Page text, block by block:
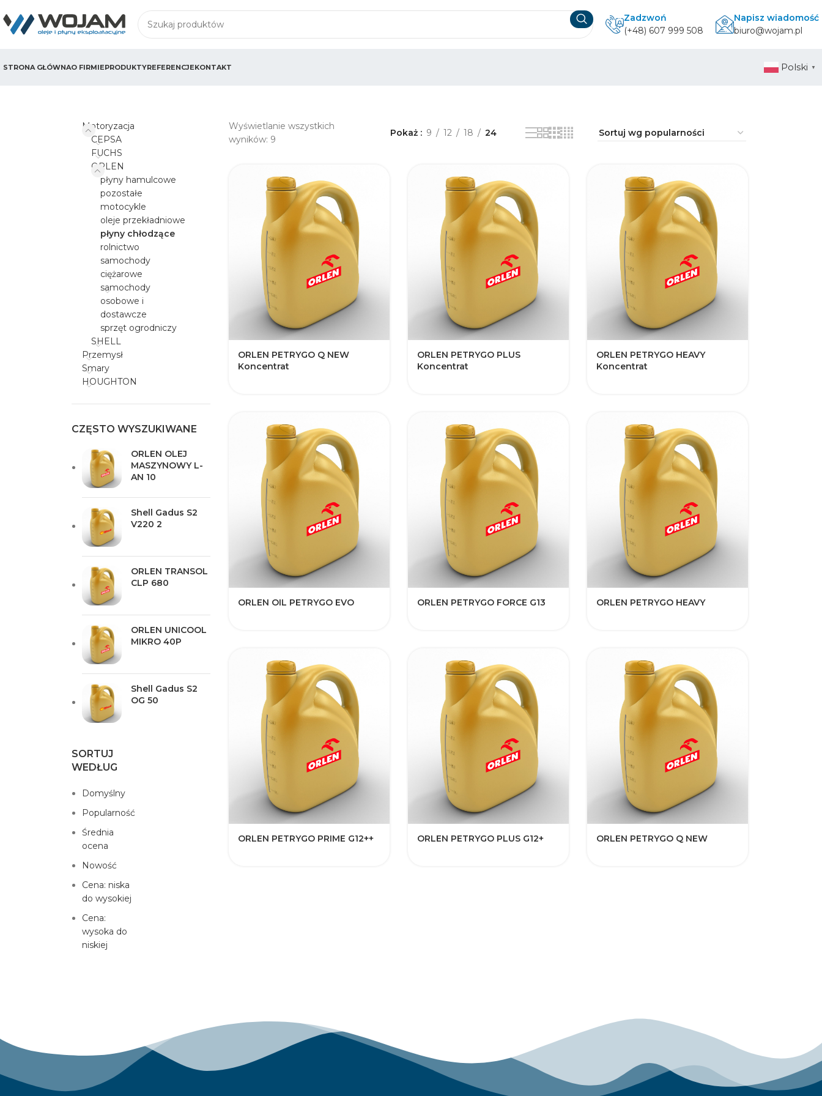
Zadzwoń
(+48) 607 999 508
Napisz wiadomość
biuro@wojam.pl
STRONA GŁÓWNAO FIRMIEPRODUKTYREFERENCJEKONTAKT Polski ▼
Motoryzacja
CEPSA
FUCHS
ORLEN
płyny hamulcowe
pozostałe
motocykle
oleje przekładniowe
płyny chłodzące
rolnictwo
samochody
ciężarowe
samochody
osobowe i
dostawcze
sprzęt ogrodniczy
SHELL
Przemysł
Smary
HOUGHTON
CZĘSTO WYSZUKIWANE
ORLEN OLEJ
MASZYNOWY L-
AN 10​​
Shell Gadus S2
V220 2
ORLEN TRANSOL
CLP 680
ORLEN UNICOOL
MIKRO 40P
Shell Gadus S2
OG 50
SORTUJ
WEDŁUG
Domyślny
Popularność
Średnia
ocena
Nowość
Cena: niska
do wysokiej
Cena:
wysoka do
niskiej
Wyświetlanie wszystkich
wyników: 9
Pokaż 9 12 18 24
​ORLEN PETRYGO Q NEW​​​​​
Koncentrat
​​ORLEN PETRYGO PLUS
Koncentrat
​ORLEN PETRYGO HEAVY​​​​​​​​
Koncentrat
ORLEN OIL PETRYGO EVO​​​ ORLEN PETRYGO FORCE G13​​​​​​​ ​ORLEN PETRYGO HEAVY​​​​​​​​
ORLEN PETRYGO PRIME G12++ ​​ORLEN PETRYGO PLUS G12+​​​​​​​ ORLEN PETRYGO Q NEW​​​​​